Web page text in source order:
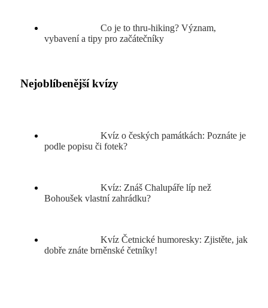
Co je to thru-hiking? Význam,
vybavení a tipy pro začátečníky
Nejoblíbenější kvízy
Kvíz o českých památkách: Poznáte je
podle popisu či fotek?
Kvíz: Znáš Chalupáře líp než
Bohoušek vlastní zahrádku?
Kvíz Četnické humoresky: Zjistěte, jak
dobře znáte brněnské četníky!